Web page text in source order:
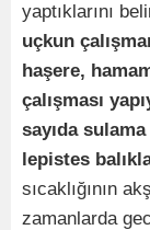
yaptıklarını
uçkun
haşere,
çalışması
sayıda
lepistes
sıcaklığının
zamanlarda